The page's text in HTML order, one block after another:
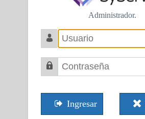
Administrador.
Ingresar